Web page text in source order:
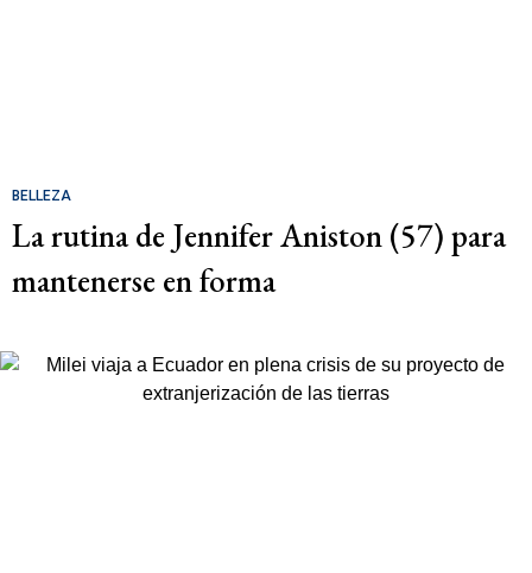
BELLEZA
La rutina de Jennifer Aniston (57) para
mantenerse en forma